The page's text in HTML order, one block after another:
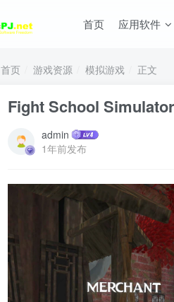
首页 应用软件
首页 游戏资源 模拟游戏 正文
Fight School
admin
1年前发布